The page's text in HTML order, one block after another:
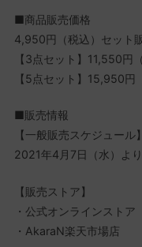
■商品販売価格
4,950円（税込）セット
【3点セット】11,550円
【5点セット】15,950円
■販売情報
【一般販売スケジュール】
2021年4月7日（水）より
【販売ストア】
・公式オンラインストア
・AkaraN楽天市場店